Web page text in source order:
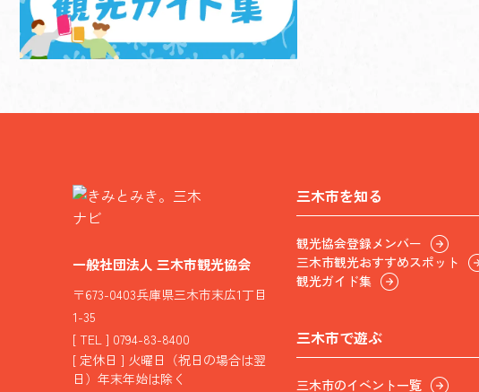
一般社団法人 三木市観光協会
〒673-0403兵庫県三木市末広1丁目
1-35
[ TEL ] 0794-83-8400
[ 定休日 ] 火曜日（祝日の場合は翌
日）年末年始は除く
三木市を知る
観光協会登録メンバー
三木市観光おすすめスポット
観光ガイド集
三木市で遊ぶ
三木市のイベント一覧